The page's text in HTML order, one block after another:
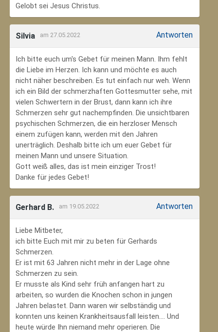
Gelobt sei Jesus Christus.
Silvia am 27.05.2022 Antworten
Ich bitte euch um's Gebet für meinen Mann. Ihm fehlt
die Liebe im Herzen. Ich kann und möchte es auch
nicht näher beschreiben. Es tut einfach nur weh. Wenn
ich ein Bild der schmerzhaften Gottesmutter sehe, mit
vielen Schwertern in der Brust, dann kann ich ihre
Schmerzen sehr gut nachempfinden. Die unsichtbaren
psychischen Schmerzen, die ein herzloser Mensch
einem zufügen kann, werden mit den Jahren
unerträglich. Deshalb bitte ich um euer Gebet für
meinen Mann und unsere Situation.
Gott weiß alles, das ist mein einziger Trost!
Danke für jedes Gebet!
Gerhard B. am 19.05.2022 Antworten
Liebe Mitbeter,
ich bitte Euch mit mir zu beten für Gerhards
Schmerzen.
Er ist mit 63 Jahren nicht mehr in der Lage ohne
Schmerzen zu sein.
Er musste als Kind sehr früh anfangen hart zu
arbeiten, so wurden die Knochen schon in jungen
Jahren belastet. Dann waren wir selbständig und
konnten uns keinen Krankheitsausfall leisten.... Und
heute würde Ihn niemand mehr operieren. Die